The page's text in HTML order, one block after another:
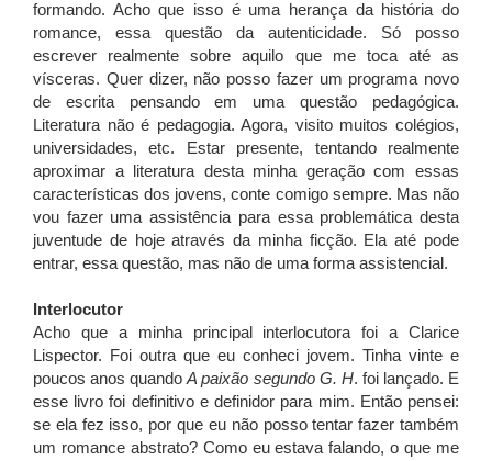
formando. Acho que isso é uma herança da história do
romance, essa questão da autenticidade. Só posso
escrever realmente sobre aquilo que me toca até as
vísceras. Quer dizer, não posso fazer um programa novo
de escrita pensando em uma questão pedagógica.
Literatura não é pedagogia. Agora, visito muitos colégios,
universidades, etc. Estar presente, tentando realmente
aproximar a literatura desta minha geração com essas
características dos jovens, conte comigo sempre. Mas não
vou fazer uma assistência para essa problemática desta
juventude de hoje através da minha ficção. Ela até pode
entrar, essa questão, mas não de uma forma assistencial.
Interlocutor
Acho que a minha principal interlocutora foi a Clarice
Lispector. Foi outra que eu conheci jovem. Tinha vinte e
poucos anos quandoA paixão segundo G. H. foi lançado. E
esse livro foi definitivo e definidor para mim. Então pensei:
se ela fez isso, por que eu não posso tentar fazer também
um romance abstrato? Como eu estava falando, o que me